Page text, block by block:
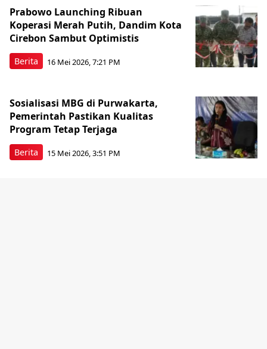
Berita
Prabowo Launching Ribuan
Koperasi Merah Putih, Dandim Kota
Cirebon Sambut Optimistis
16 Mei 2026, 7:21 PM
Berita
Sosialisasi MBG di Purwakarta,
Pemerintah Pastikan Kualitas
Program Tetap Terjaga
15 Mei 2026, 3:51 PM